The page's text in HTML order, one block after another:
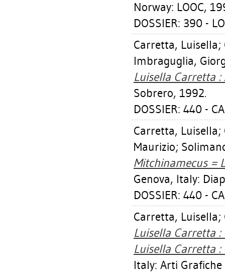
Norway: LOOC,
DOSSIER: 390 -
Carretta, Luisella;
Imbraguglia,
Luisella Carretta
Sobrero, 1992.
DOSSIER: 440 -
Carretta, Luisella;
Maurizio;
Mitchinamecus =
Genova, Italy:
DOSSIER: 440 -
Carretta, Luisella;
Luisella Carretta
Luisella Carretta
Italy: Arti